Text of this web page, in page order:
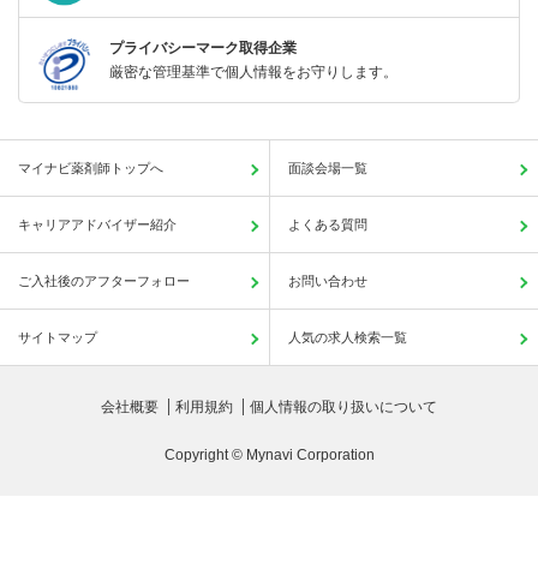
プライバシーマーク取得企業
厳密な管理基準で個人情報をお守りします。
マイナビ薬剤師トップへ 面談会場一覧
キャリアアドバイザー紹介 よくある質問
ご入社後のアフターフォロー お問い合わせ
サイトマップ 人気の求人検索一覧
会社概要 利用規約 個人情報の取り扱いについて
Copyright © Mynavi Corporation